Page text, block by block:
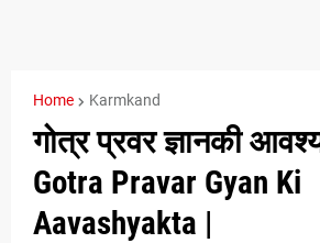
Home Karmkand
गोत्र प्रवर ज्ञानकी
Gotra Pravar Gyan Ki
Aavashyakta |